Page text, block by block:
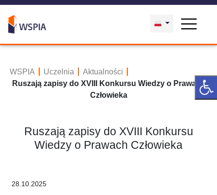
WSPIA Uczelnia
Aktualności
Ruszają zapisy do XVIII Konkursu Wiedzy o Prawach
Człowieka
Ruszają zapisy do XVIII Konkursu
Wiedzy o Prawach Człowieka
28.10.2025